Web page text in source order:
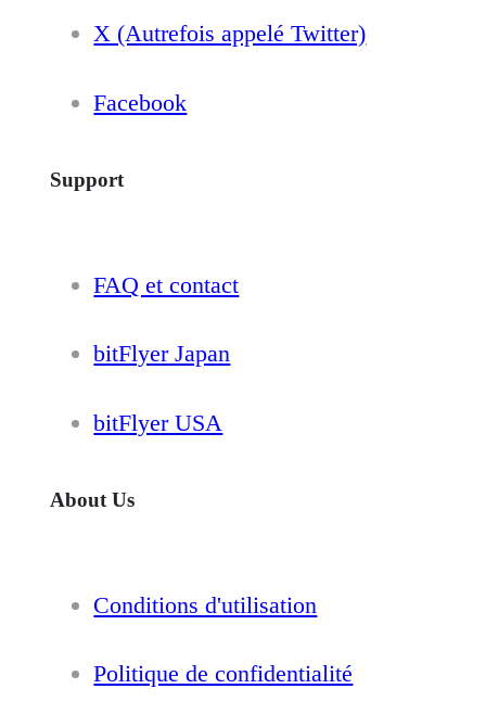
X (Autrefois appelé Twitter)
Facebook
Support
FAQ et contact
bitFlyer Japan
bitFlyer USA
About Us
Conditions d'utilisation
Politique de confidentialité